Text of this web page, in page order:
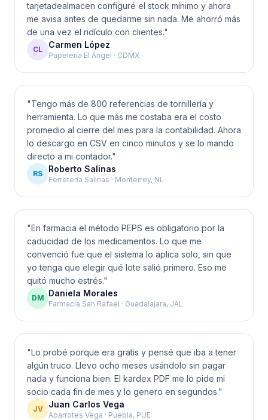
tarjetadealmacen configuré el stock mínimo y ahora
me avisa antes de quedarme sin nada. Me ahorró más
de una vez el ridículo con clientes."
CL Carmen López
Papelería El Ángel · CDMX
"Tengo más de 800 referencias de tornillería y
herramienta. Lo que más me costaba era el costo
promedio al cierre del mes para la contabilidad. Ahora
lo descargo en CSV en cinco minutos y se lo mando
directo a mi contador."
RS Roberto Salinas
Ferretería Salinas · Monterrey, NL
"En farmacia el método PEPS es obligatorio por la
caducidad de los medicamentos. Lo que me
convenció fue que el sistema lo aplica solo, sin que
yo tenga que elegir qué lote salió primero. Eso me
quitó mucho estrés."
DM Daniela Morales
Farmacia San Rafael · Guadalajara, JAL
"Lo probé porque era gratis y pensé que iba a tener
algún truco. Llevo ocho meses usándolo sin pagar
nada y funciona bien. El kardex PDF me lo pide mi
socio cada fin de mes y lo genero en segundos."
JV Juan Carlos Vega
Abarrotes Vega · Puebla, PUE